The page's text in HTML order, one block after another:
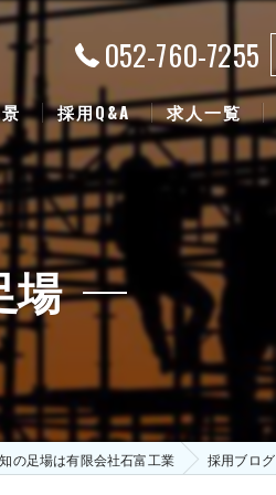
052-760-7255
採用Q&A 求人一覧
の足場は有限会社石富工業 採用ブログ